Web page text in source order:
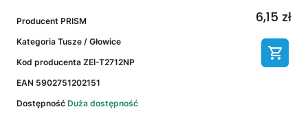
Producent PRISM
Kategoria Tusze / Głowice
Kod producenta ZEI-T2712NP
EAN 5902751202151
Dostępność Duża dostępność
6,15 zł